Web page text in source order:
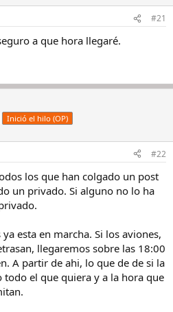
#21
a que hora llegaré.
Inició el hilo (OP)
#22
los que han colgado un post
un privado. Si alguno no lo ha
esta en marcha. Si los aviones,
llegaremos sobre las 18:00
A partir de ahi, lo que de de si la
todo el que quiera y a la hora que